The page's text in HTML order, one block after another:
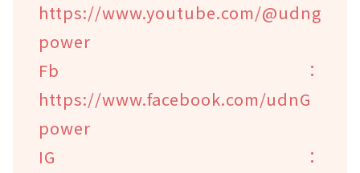
https://www.youtube.com/@udng
power
Fb：
https://www.facebook.com/udnG
power
IG：